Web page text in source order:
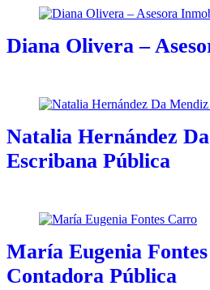
Diana Olivera –
Natalia Hernández
Escribana Pública
María Eugenia
Contadora Pública